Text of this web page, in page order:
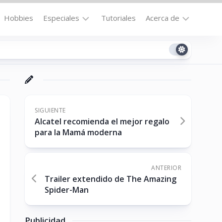
Hobbies Especiales
la
Destacados
Downloads
No-
Tutoriales Acerca de
Contacto
Cookie
(US)
SIGUIENTE
Alcatel recomienda el mejor regalo
para la Mamá moderna
ANTERIOR
Trailer extendido de The Amazing
Spider-Man